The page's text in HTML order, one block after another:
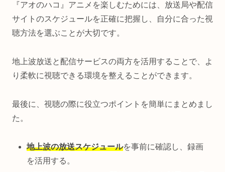
『アオのハコ』アニメを楽しむためには、放送局や配信
サイトのスケジュールを正確に把握し、自分に合った視
聴方法を選ぶことが大切です。
地上波放送と配信サービスの両方を活用することで、よ
り柔軟に視聴できる環境を整えることができます。
最後に、視聴の際に役立つポイントを簡単にまとめまし
た。
地上波の放送スケジュールを事前に確認し、録画
を活用する。